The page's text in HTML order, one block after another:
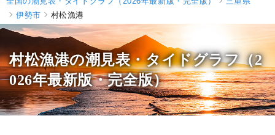
伊勢市
村松漁港
村松漁港の潮見表・タイドグラフ（2
026年最新版・完全版）